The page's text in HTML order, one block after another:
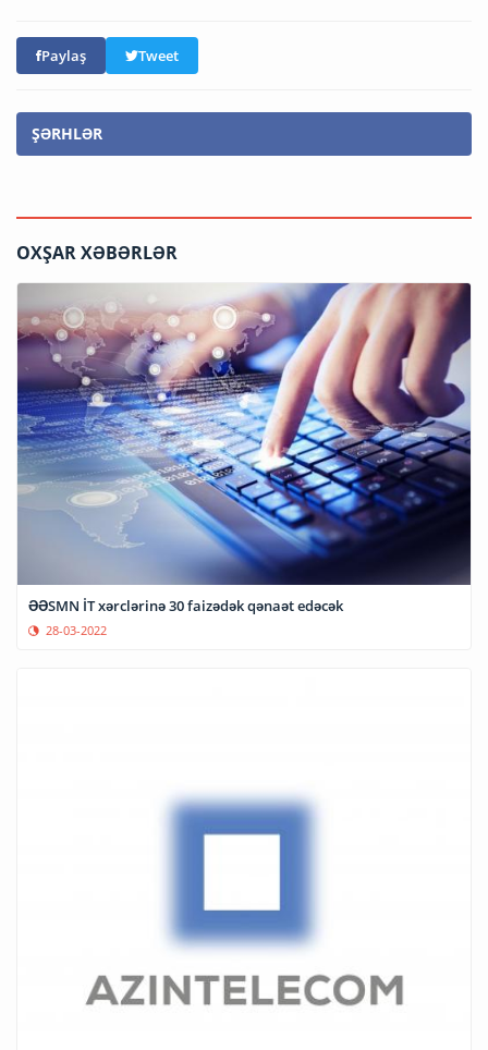
Paylaş Tweet
ŞƏRHLƏR
OXŞAR XƏBƏRLƏR
ƏƏSMN İT xərclərinə 30 faizədək qənaət edəcək
28-03-2022